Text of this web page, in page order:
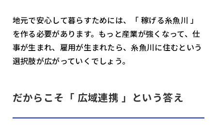
地元で安心して暮らすためには、「 稼げる糸魚川 」
を作る必要があります。もっと産業が強くなって、仕
事が生まれ、雇用が生まれたら、糸魚川に住むという
選択肢が広がっていくでしょう。
だからこそ「 広域連携 」という答え